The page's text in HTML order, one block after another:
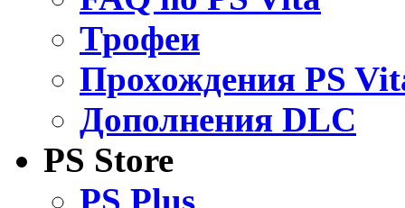
Трофеи
Прохождения PS
Дополнения DLC
PS Store